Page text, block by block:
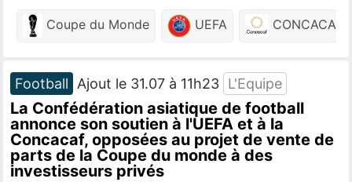
Coupe du Monde UEFA CONCACAF
Football Ajout le 31.07 à 11h23 L'Equipe
La Confédération asiatique de football
annonce son soutien à l'UEFA et à la
Concacaf, opposées au projet de vente de
parts de la Coupe du monde à des
investisseurs privés